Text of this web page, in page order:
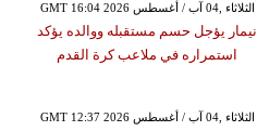
GMT 16:04 2026 الثلاثاء ,04 آب / أغسطس
نيمار يؤجل حسم مستقبله ووالده يؤكد
استمراره في ملاعب كرة القدم
GMT 12:37 2026 الثلاثاء ,04 آب / أغسطس